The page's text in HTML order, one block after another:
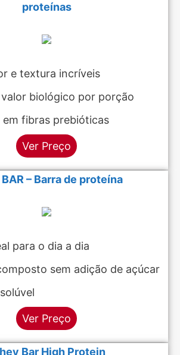
proteínas
e textura incríveis
biológico por porção
em fibras prebióticas
Ver Preço
BAR – Barra de proteína
para o dia a dia
sem adição de açúcar
Ver Preço
Bar High Protein